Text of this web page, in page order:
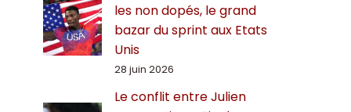
les non dopés, le grand
bazar du sprint aux Etats
Unis
28 juin 2026
Le conflit entre Julien